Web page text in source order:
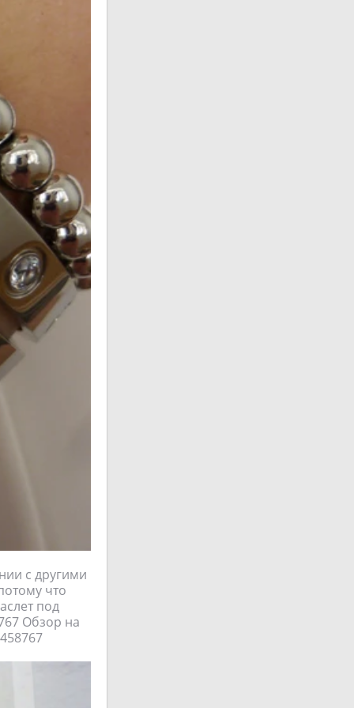
с другими
что
под
Обзор на